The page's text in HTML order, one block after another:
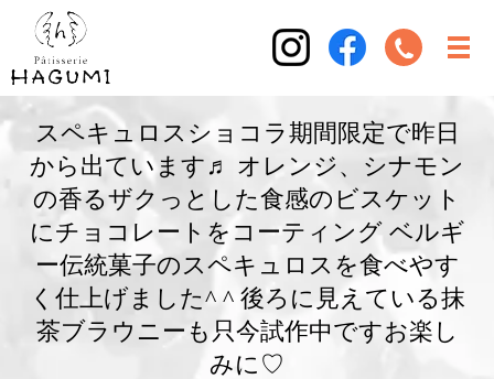
スペキュロスショコラ期間限定で昨日
から出ています♬ オレンジ、シナモン
の香るザクっとした食感のビスケット
にチョコレートをコーティング ベルギ
ー伝統菓子のスペキュロスを食べやす
く仕上げました^ ^ 後ろに見えている抹
茶ブラウニーも只今試作中ですお楽し
みに♡